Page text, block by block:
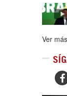
Ver más